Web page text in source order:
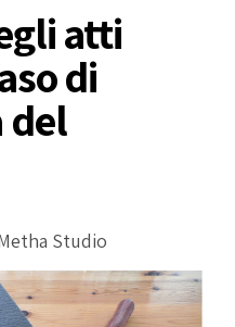
atti
di
Studio